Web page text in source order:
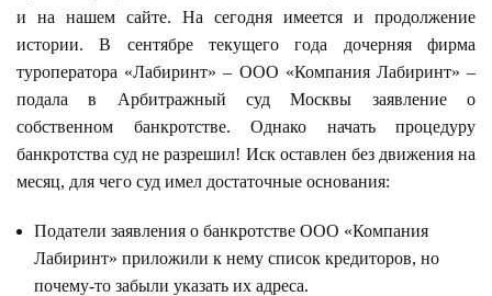
и на нашем сайте. На сегодня имеется и продолжение
истории. В сентябре текущего года дочерняя фирма
туроператора «Лабиринт» – ООО «Компания Лабиринт» –
подала в Арбитражный суд Москвы заявление о
собственном банкротстве. Однако начать процедуру
банкротства суд не разрешил! Иск оставлен без движения на
месяц, для чего суд имел достаточные основания:
Податели заявления о банкротстве ООО «Компания
Лабиринт» приложили к нему список кредиторов, но
почему-то забыли указать их адреса.